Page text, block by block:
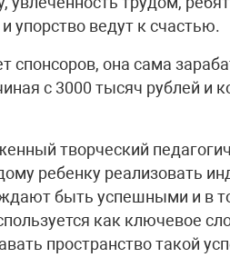
упорство ведут к счастью.
спонсоров, она сама
с 3000 тысяч рублей и
творческий
ребенку реализовать
быть успешными и в
как ключевое
пространство такой